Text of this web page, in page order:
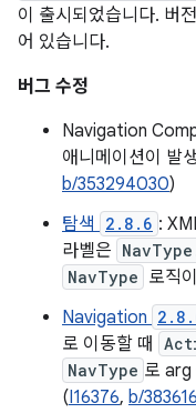
이 출시되었습니다. 버
어 있습니다.
버그 수정
Navigation
애니메이션이 발
b/353294030)
탐색
2.8.6 :
라벨은
NavType 로직
Navigation
로 이동할 때
NavType 로 arg
(I16376, b/